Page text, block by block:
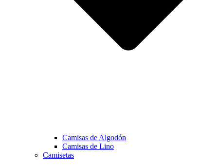
Camisas de Algodón
Camisas de Lino
Camisetas